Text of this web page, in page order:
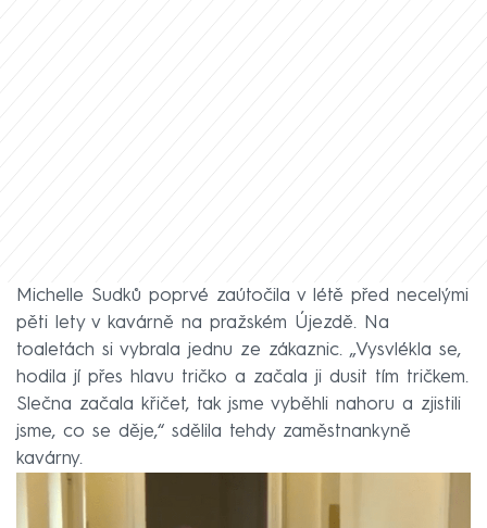
Michelle Sudků poprvé zaútočila v létě před necelými
pěti lety v kavárně na pražském Újezdě. Na
toaletách si vybrala jednu ze zákaznic. „Vysvlékla se,
hodila jí přes hlavu tričko a začala ji dusit tím tričkem.
Slečna začala křičet, tak jsme vyběhli nahoru a zjistili
jsme, co se děje,“ sdělila tehdy zaměstnankyně
kavárny.